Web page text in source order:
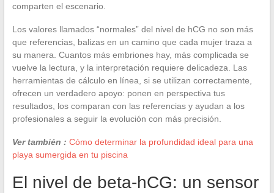
comparten el escenario.
Los valores llamados “normales” del nivel de hCG no son más
que referencias, balizas en un camino que cada mujer traza a
su manera. Cuantos más embriones hay, más complicada se
vuelve la lectura, y la interpretación requiere delicadeza. Las
herramientas de cálculo en línea, si se utilizan correctamente,
ofrecen un verdadero apoyo: ponen en perspectiva tus
resultados, los comparan con las referencias y ayudan a los
profesionales a seguir la evolución con más precisión.
Ver también : Cómo determinar la profundidad ideal para una
playa sumergida en tu piscina
El nivel de beta-hCG: un sensor